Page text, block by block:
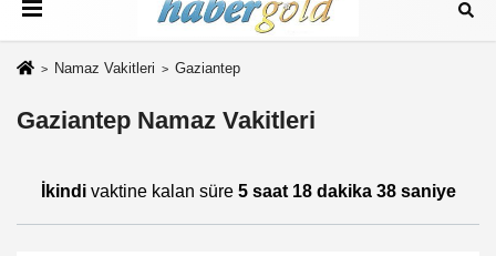
Namaz Vakitleri Gaziantep
Gaziantep Namaz Vakitleri
İkindivaktine kalan süre 5 saat 18 dakika 38 saniye